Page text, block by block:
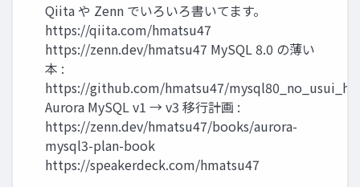
Qiita や Zenn でいろいろ書いてます。
https://qiita.com/hmatsu47
https://zenn.dev/hmatsu47 MySQL 8.0 の薄い
本 :
https://github.com/hmatsu47/
Aurora MySQL v1 → v3 移行計画 :
https://zenn.dev/hmatsu47/books/aurora-
mysql3-plan-book
https://speakerdeck.com/hmatsu47